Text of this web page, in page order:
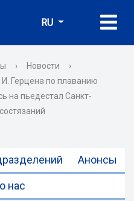
RU
› Новости
›
Герцена по плаванию
на пьедестал Санкт-
Анонсы
нас